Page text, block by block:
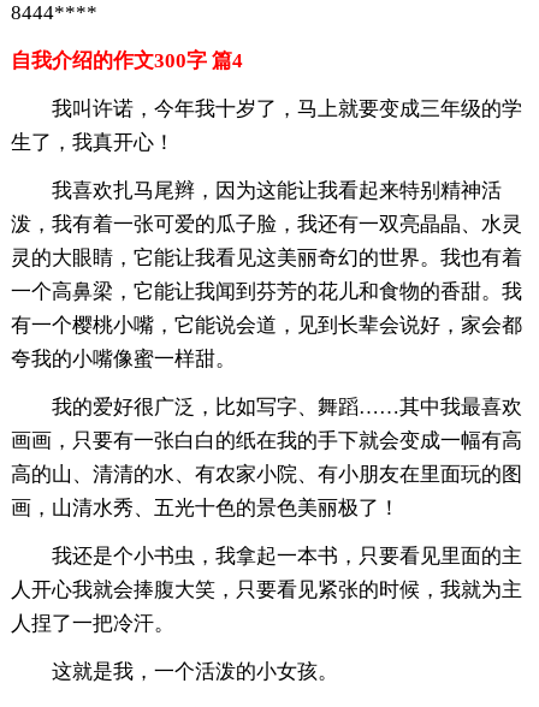
8444****
自我介绍的作文300字 篇4
我叫许诺，今年我十岁了，马上就要变成三年级的学
生了，我真开心！
我喜欢扎马尾辫，因为这能让我看起来特别精神活
泼，我有着一张可爱的瓜子脸，我还有一双亮晶晶、水灵
灵的大眼睛，它能让我看见这美丽奇幻的世界。我也有着
一个高鼻梁，它能让我闻到芬芳的花儿和食物的香甜。我
有一个樱桃小嘴，它能说会道，见到长辈会说好，家会都
夸我的小嘴像蜜一样甜。
我的爱好很广泛，比如写字、舞蹈……其中我最喜欢
画画，只要有一张白白的纸在我的手下就会变成一幅有高
高的山、清清的水、有农家小院、有小朋友在里面玩的图
画，山清水秀、五光十色的景色美丽极了！
我还是个小书虫，我拿起一本书，只要看见里面的主
人开心我就会捧腹大笑，只要看见紧张的时候，我就为主
人捏了一把冷汗。
这就是我，一个活泼的小女孩。